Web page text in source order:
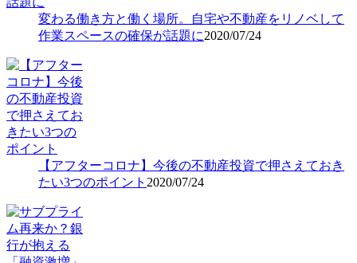
変わる働き方と働く場所。自宅や不動産をリノベして
作業スペースの確保が話題に2020/07/24
【アフターコロナ】今後の不動産投資で押さえておき
たい3つのポイント 2020/07/24